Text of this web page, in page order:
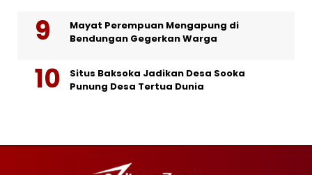
Mayat Perempuan Mengapung di
Bendungan Gegerkan Warga
Situs Baksoka Jadikan Desa Sooka
Punung Desa Tertua Dunia